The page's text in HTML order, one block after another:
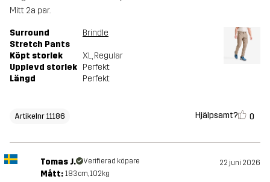
Mitt 2a par.
Surround
Stretch Pants
Brindle
Köpt storlek XL, Regular
Upplevd storlek Perfekt
Längd
Perfekt
Artikelnr 11186 Hjälpsamt? 0
Tomas J. Verifierad köpare 22 juni 2026
Mått: 183cm, 102kg